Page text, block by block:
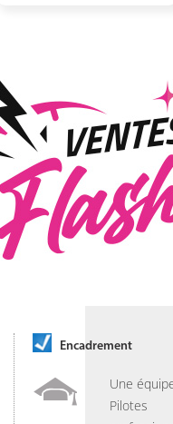
Encadrement
Une
Pilotes